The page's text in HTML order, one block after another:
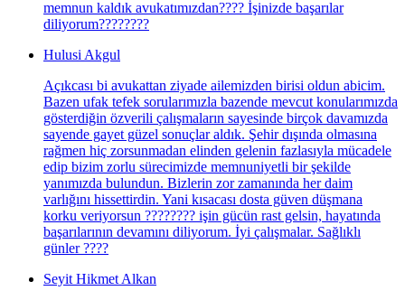
memnun kaldık avukatımızdan???? İşinizde başarılar
diliyorum????????
Hulusi Akgul
Açıkcası bi avukattan ziyade ailemizden birisi oldun abicim.
Bazen ufak tefek sorularımızla bazende mevcut konularımızda
gösterdiğin özverili çalışmaların sayesinde birçok davamızda
sayende gayet güzel sonuçlar aldık. Şehir dışında olmasına
rağmen hiç zorsunmadan elinden gelenin fazlasıyla mücadele
edip bizim zorlu sürecimizde memnuniyetli bir şekilde
yanımızda bulundun. Bizlerin zor zamanında her daim
varlığını hissettirdin. Yani kısacası dosta güven düşmana
korku veriyorsun ???????? işin gücün rast gelsin, hayatında
başarılarının devamını diliyorum. İyi çalışmalar. Sağlıklı
günler ????
Seyit Hikmet Alkan